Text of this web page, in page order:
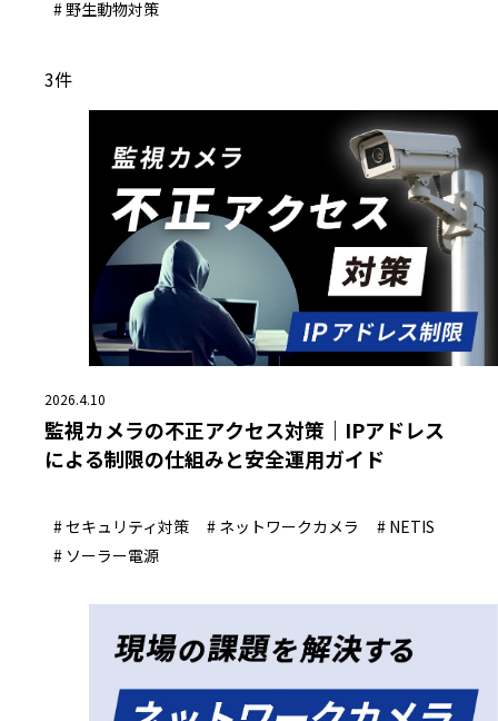
# 野生動物対策
3件
2026.4.10
監視カメラの不正アクセス対策｜IPアドレス
による制限の仕組みと安全運用ガイド
# セキュリティ対策 # ネットワークカメラ
# NETIS
# ソーラー電源